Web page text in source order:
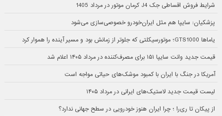
شرایط فروش اقساطی جک J4 کرمان موتور در مرداد 1405
پزشکیان: سایپا هم مثل ایران‌خودرو خصوصی‌سازی می‌شود
یاماها GTS1000؛ موتورسیکلتی که جلوتر از زمانش بود و مسیر آینده را هموار کرد
قیمت جدید وانت سایپا ۱۵۱ برای مصرف‌کننده در مرداد ۱۴۰۵ اعلام شد
آمریکا در جنگ با ایران با کمبود موشک‌های حیاتی مواجه است
لیست قیمت جدید لاستیک‌های ایرانی در مرداد ۱۴۰۵
از پیکان تا ری‌را ؛ چرا ایران هنوز خودرویی در سطح جهانی ندارد؟